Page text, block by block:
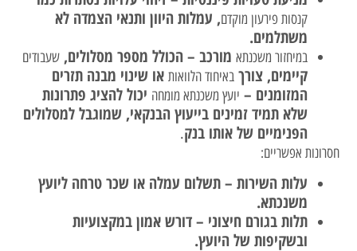
קנסות פירעון מוקדם, עמלות היוון ותנאי הצמדה לא
משתלמים.
במיחזור משכנתא מורכב – הכולל מספר מסלולים,שעבודים
קיימים, צורךבאיחוד הלוואות או שינוי מבנה תזרים
המזומנים – יועץ משכנתא מומחה יכול להציג פתרונות
שלא תמיד זמינים בייעוץ הבנקאי, שמוגבל למסלולים
הפנימיים של אותו בנק.
חסרונות אפשריים:
עלות השירות – תשלום עמלה או שכר טרחה ליועץ
משנכתא.
תלות בגורם חיצוני – דורש אמון במקצועיות
ובשקיפות של היועץ.